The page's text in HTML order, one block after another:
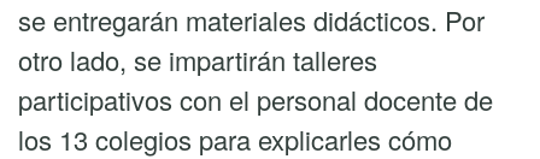
se entregarán materiales didácticos. Por
otro lado, se impartirán talleres
participativos con el personal docente de
los 13 colegios para explicarles cómo